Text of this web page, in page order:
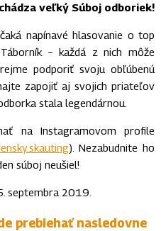
veľký Súboj odboriek!
napínavé hlasovanie o top
– každá z nich môže
podporiť svoju obľúbenú
zapojiť aj svojich priateľov
stala legendárnou.
na Instagramovom profile
). Nezabudnite ho
súboj neušiel!
septembra 2019.
prebiehať nasledovne